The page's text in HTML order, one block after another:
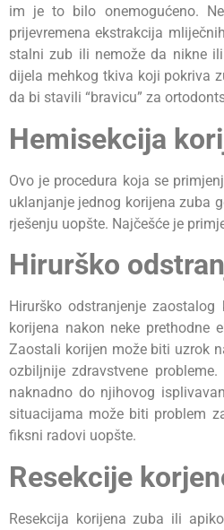
im je to bilo onemogućeno.
prijevremena ekstrakcija
stalni zub ili nemože da nikne
dijela mehkog tkiva koji pokriva
da bi stavili “bravicu” za
Hemisekcija
Ovo je procedura koja se
uklanjanje jednog korijena zuba
rješenju uopšte. Najčešće je
Hirurško
Hirurško odstranjenje
korijena nakon neke prethodne
Zaostali korijen može biti uzrok
ozbiljnije zdravstvene
naknadno do njihovog
situacijama može biti problem
fiksni radovi uopšte.
Resekcije
Resekcija korijena zuba ili